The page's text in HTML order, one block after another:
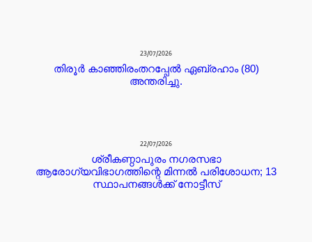
23/07/2026
തിരൂർ കാഞ്ഞിരംതറപ്പേൽ ഏബ്രഹാം (80)
അന്തരിച്ചു.
22/07/2026
ശ്രീകണ്ഠാപുരം നഗരസഭാ
ആരോഗ്യവിഭാഗത്തിന്റെ മിന്നൽ പരിശോധന; 13
സ്ഥാപനങ്ങൾക്ക് നോട്ടീസ്